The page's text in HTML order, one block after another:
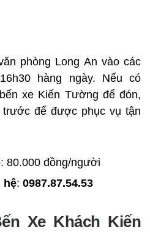
phòng Long An vào các
hàng ngày. Nếu có
xe Kiến Tường để đón,
để được phục vụ tận
: 80.000 đồng/người
hệ: 0987.87.54.53
Xe Khách Kiến